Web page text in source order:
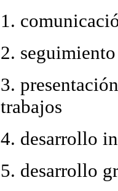
1.
2.
3.
trabajos
4. desarrollo
5. desarrollo